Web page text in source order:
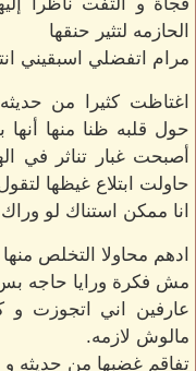
الحازمه لتثير حنقها
مرام اتفضلي اسبقيني
اغتاظت كثيرا من
حول قلبه ظنا منها أنها
أصبحت غبار تناثر في
حاولت ابتلاع غيظها
انا ممكن استناك لو
ادهم محاولا التخلص منها
مش فكرة ورايا حاجه
عارفين اني اتجوزت و
مالوش لازمه.
تفاقم غضبها من حديثه